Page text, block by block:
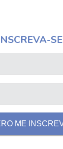
SE